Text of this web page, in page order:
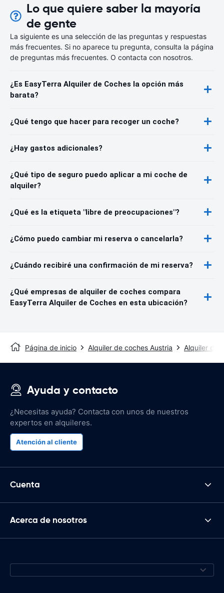
Lo que quiere saber la mayoría
de gente
La siguiente es una selección de las preguntas y respuestas
más frecuentes. Si no aparece tu pregunta, consulta la página
de preguntas más frecuentes. O contacta con nosotros.
¿Es EasyTerra Alquiler de Coches la opción más
barata?
¿Qué tengo que hacer para recoger un coche?
¿Hay gastos adicionales?
¿Qué tipo de seguro puedo aplicar a mi coche de
alquiler?
¿Qué es la etiqueta "libre de preocupaciones"?
¿Cómo puedo cambiar mi reserva o cancelarla?
¿Cuándo recibiré una confirmación de mi reserva?
¿Qué empresas de alquiler de coches compara
EasyTerra Alquiler de Coches en esta ubicación?
Página de inicio Alquiler de coches Austria Alquiler de
Ayuda y contacto
¿Necesitas ayuda? Contacta con unos de nuestros
expertos en alquileres.
Atención al cliente
Cuenta
Acerca de nosotros